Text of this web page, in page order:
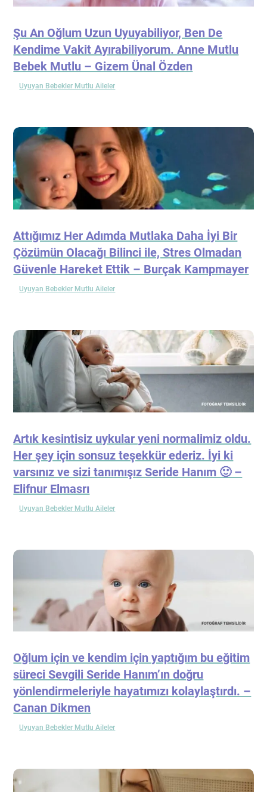
Şu An Oğlum Uzun Uyuyabiliyor, Ben De
Kendime Vakit Ayırabiliyorum. Anne Mutlu
Bebek Mutlu – Gizem Ünal Özden
Uyuyan Bebekler Mutlu Aileler
Attığımız Her Adımda Mutlaka Daha İyi Bir
Çözümün Olacağı Bilinci ile, Stres Olmadan
Güvenle Hareket Ettik – Burçak Kampmayer
Uyuyan Bebekler Mutlu Aileler
Artık kesintisiz uykular yeni normalimiz oldu.
Her şey için sonsuz teşekkür ederiz. İyi ki
varsınız ve sizi tanımışız Seride Hanım 🙂 –
Elifnur Elmasrı
Uyuyan Bebekler Mutlu Aileler
Oğlum için ve kendim için yaptığım bu eğitim
süreci Sevgili Seride Hanım’ın doğru
yönlendirmeleriyle hayatımızı kolaylaştırdı. –
Canan Dikmen
Uyuyan Bebekler Mutlu Aileler